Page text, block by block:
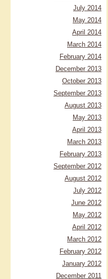
July 2014
May 2014
April 2014
March 2014
February 2014
December 2013
October 2013
September 2013
August 2013
May 2013
April 2013
March 2013
February 2013
September 2012
August 2012
July 2012
June 2012
May 2012
April 2012
March 2012
February 2012
January 2012
December 2011